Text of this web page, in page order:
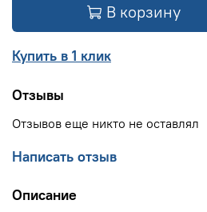
В корзину
Купить в 1 клик
Отзывы
Отзывов еще никто не оставлял
Написать отзыв
Описание